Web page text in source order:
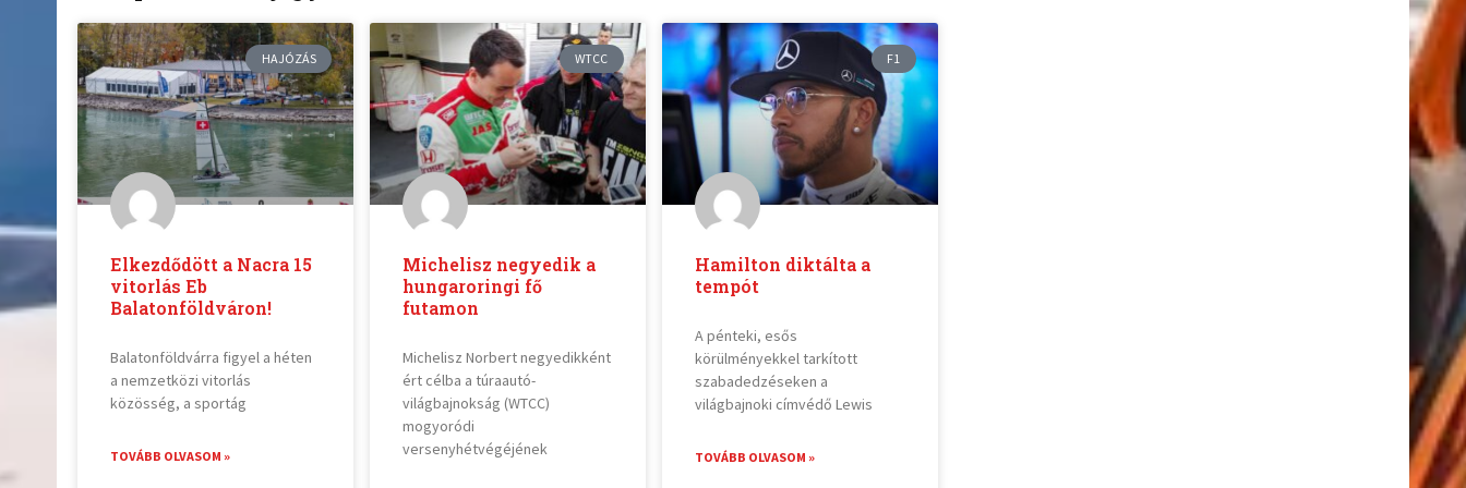
HAJÓZÁS
Elkezdődött a Nacra 15
vitorlás Eb
Balatonföldváron!
Balatonföldvárra figyel a héten
a nemzetközi vitorlás
közösség, a sportág
TOVÁBB OLVASOM »
WTCC
Michelisz negyedik a
hungaroringi fő
futamon
Michelisz Norbert negyedikként
ért célba a túraautó-
világbajnokság (WTCC)
mogyoródi
versenyhétvégéjének
F1
Hamilton diktálta a
tempót
A pénteki, esős
körülményekkel tarkított
szabadedzéseken a
világbajnoki címvédő Lewis
TOVÁBB OLVASOM »